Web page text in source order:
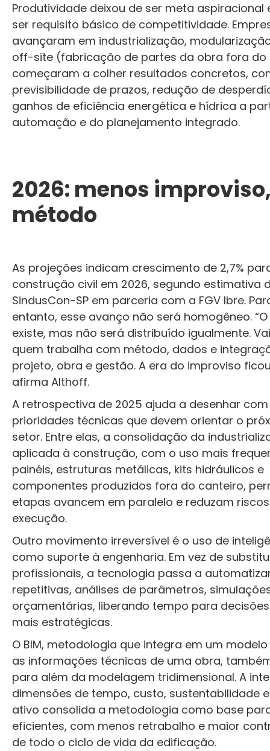
Produtividade deixou de ser meta aspiracional
ser requisito básico de competitividade.
avançaram em industrialização,
off-site (fabricação de partes da obra fora
começaram a colher resultados concretos,
previsibilidade de prazos, redução de
ganhos de eficiência energética e hídrica a
automação e do planejamento integrado.
2026: menos
método
As projeções indicam crescimento de 2,7%
construção civil em 2026, segundo estimativa
SindusCon-SP em parceria com a FGV Ibre.
entanto, esse avanço não será homogêneo.
existe, mas não será distribuído igualmente.
quem trabalha com método, dados e
projeto, obra e gestão. A era do improviso
afirma Althoff.
A retrospectiva de 2025 ajuda a desenhar
prioridades técnicas que devem orientar o
setor. Entre elas, a consolidação da
aplicada à construção, com o uso mais
painéis, estruturas metálicas, kits hidráulicos e
componentes produzidos fora do canteiro,
etapas avancem em paralelo e reduzam
execução.
Outro movimento irreversível é o uso de
como suporte à engenharia. Em vez de
profissionais, a tecnologia passa a
repetitivas, análises de parâmetros,
orçamentárias, liberando tempo para
mais estratégicas.
O BIM, metodologia que integra em um
as informações técnicas de uma obra,
para além da modelagem tridimensional. A
dimensões de tempo, custo, sustentabilidade
ativo consolida a metodologia como base
eficientes, com menos retrabalho e maior
de todo o ciclo de vida da edificação.